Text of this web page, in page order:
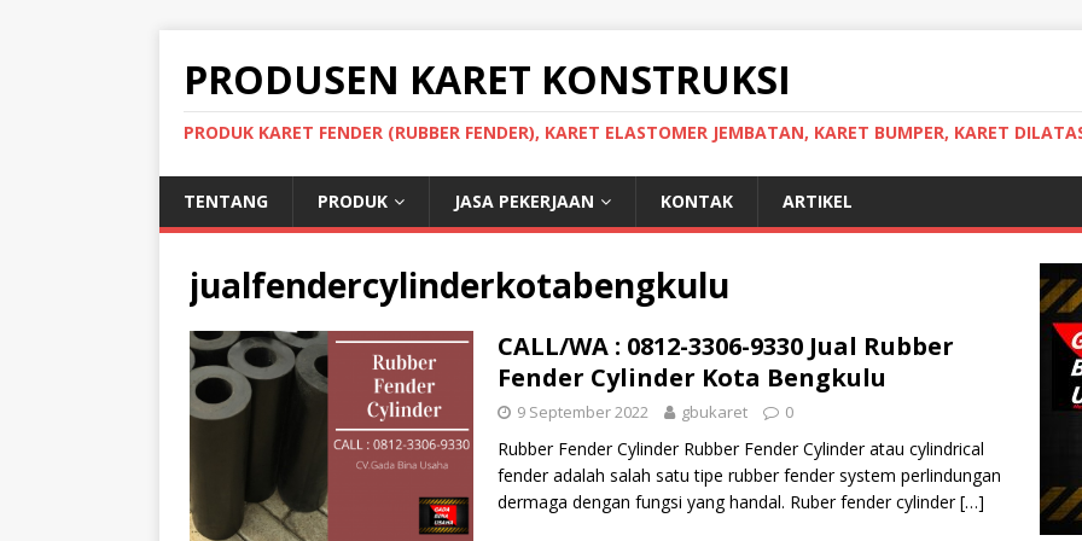
PRODUSEN KARET KONSTRUKSI
PRODUK KARET FENDER (RUBBER FENDER), KARET ELASTOMER JEMBATAN, KARET BUMPER, KARET
TENTANG PRODUK JASA PEKERJAAN KONTAK ARTIKEL
jualfendercylinderkotabengkulu
CALL/WA : 0812-3306-9330 Jual Rubber
Fender Cylinder Kota Bengkulu
9 September 2022 gbukaret 0
Rubber Fender Cylinder Rubber Fender Cylinder atau cylindrical
fender adalah salah satu tipe rubber fender system perlindungan
dermaga dengan fungsi yang handal. Ruber fender cylinder[…]